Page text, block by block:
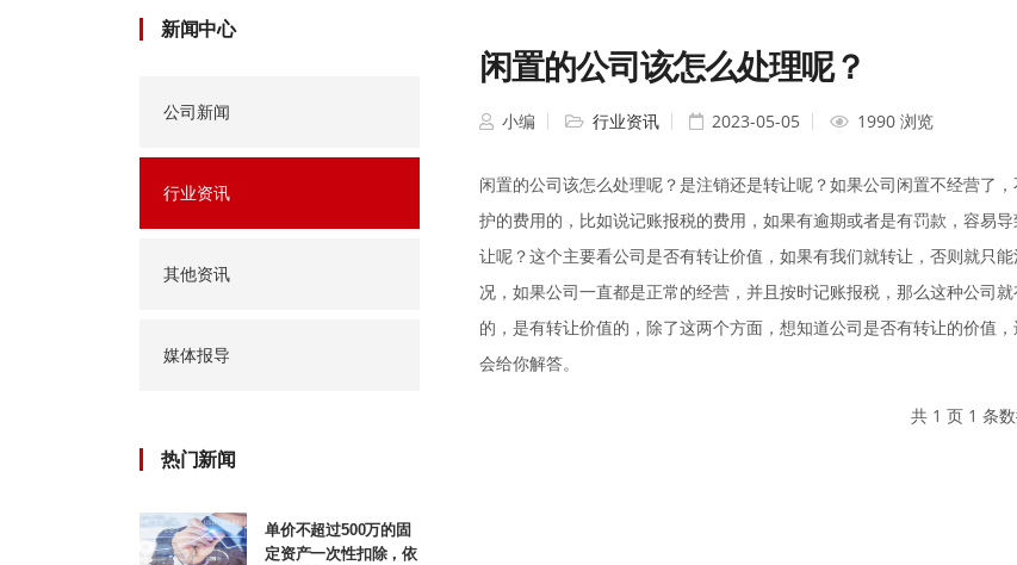
新闻中心
公司新闻
行业资讯
其他资讯
媒体报导
热门新闻
单价不超过500万的固
定资产一次性扣除，依
闲置的公司该怎么处理呢？
小编 行业资讯 2023-05-05 1990 浏览
闲置的公司该怎么处理呢？是注销还是转让呢？如果公司闲置不经营了
护的费用的，比如说记账报税的费用，如果有逾期或者是有罚款，容易
让呢？这个主要看公司是否有转让价值，如果有我们就转让，否则就只
况，如果公司一直都是正常的经营，并且按时记账报税，那么这种公司
的，是有转让价值的，除了这两个方面，想知道公司是否有转让的价值
会给你解答。
共 1 页 1 条